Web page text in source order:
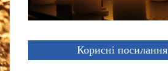
Корисні посилання